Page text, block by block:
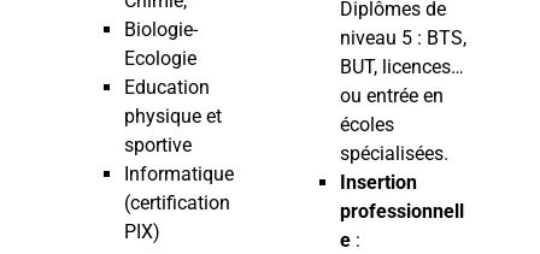
Biologie-
Ecologie
Education
physique et
sportive
Informatique
(certification
PIX)
Diplômes de
niveau 5 : BTS,
BUT, licences…
ou entrée en
écoles
spécialisées.
Insertion
professionnell
e :